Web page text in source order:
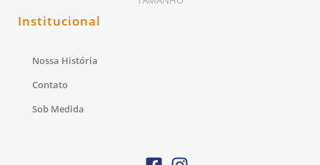
Institucional
Nossa História
Contato
Sob Medida